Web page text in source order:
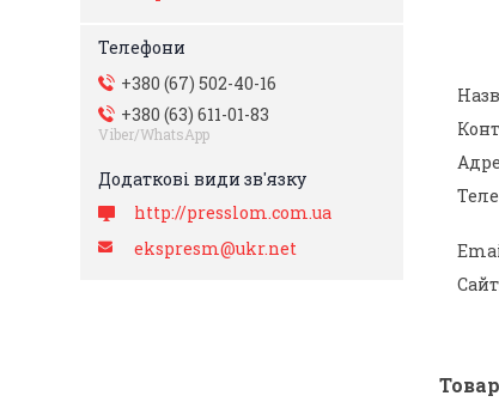
+380 (67) 502-40-16
+380 (63) 611-01-83
Viber/WhatsApp
http://presslom.com.ua
ekspresm@ukr.net